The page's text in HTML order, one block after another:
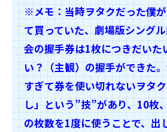
※メモ：当時ヲタクだった僕
て買っていた、劇場版シング
会の握手券は1枚につきだいた
い？（主観）の握手ができた
すぎて券を使い切れないヲタ
し」という”技”があり、10枚
の枚数を1度に使うことで、出